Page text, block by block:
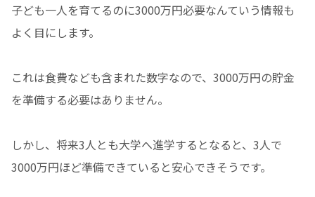
子ども一人を育てるのに3000万円必要なんていう情報も
よく目にします。
これは食費なども含まれた数字なので、3000万円の貯金
を準備する必要はありません。
しかし、将来3人とも大学へ進学するとなると、3人で
3000万円ほど準備できていると安心できそうです。